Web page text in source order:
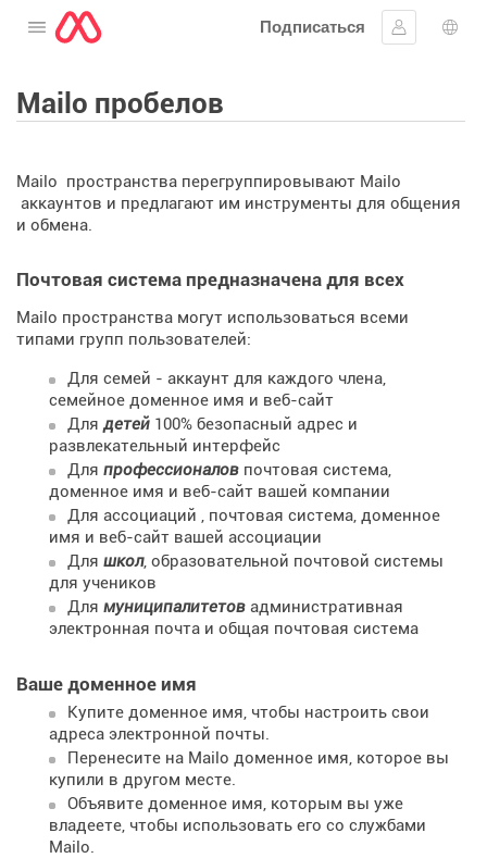
Открыть меню
Подписаться
Войти в
Mailo пробелов
Mailo пространства перегруппировывают Mailo
аккаунтов и предлагают им инструменты для общения
и обмена.
Почтовая система предназначена для всех
Mailo пространства могут использоваться всеми
типами групп пользователей:
Для семей - аккаунт для каждого члена,
семейное доменное имя и веб-сайт
Для детей 100% безопасный адрес и
развлекательный интерфейс
Для профессионалов почтовая система,
доменное имя и веб-сайт вашей компании
Для ассоциаций , почтовая система, доменное
имя и веб-сайт вашей ассоциации
Для школ, образовательной почтовой системы
для учеников
Для муниципалитетов административная
электронная почта и общая почтовая система
Ваше доменное имя
Купите доменное имя, чтобы настроить свои
адреса электронной почты.
Перенесите на Mailo доменное имя, которое вы
купили в другом месте.
Объявите доменное имя, которым вы уже
владеете, чтобы использовать его со службами
Mailo.